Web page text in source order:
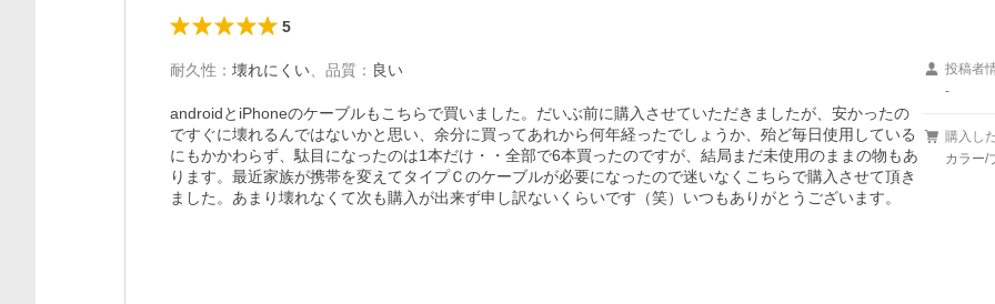
5
耐久性 ： 壊れにくい 品質 ： 良い
androidとiPhoneのケーブルもこちらで買いました。だいぶ前に購入させていただきましたが、安かったの
ですぐに壊れるんではないかと思い、余分に買ってあれから何年経ったでしょうか、殆ど毎日使用している
にもかかわらず、駄目になったのは1本だけ・・全部で6本買ったのですが、結局まだ未使用のままの物もあ
ります。最近家族が携帯を変えてタイプＣのケーブルが必要になったので迷いなくこちらで購入させて頂き
ました。あまり壊れなくて次も購入が出来ず申し訳ないくらいです（笑）いつもありがとうございます。
投稿者
-
購入し
カラー/